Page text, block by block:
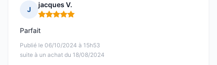
J
jacques V.
Note : 5 sur 5
Publié le 06/10/2024 à 15h53
suite à un achat du 18/08/2024
Parfait